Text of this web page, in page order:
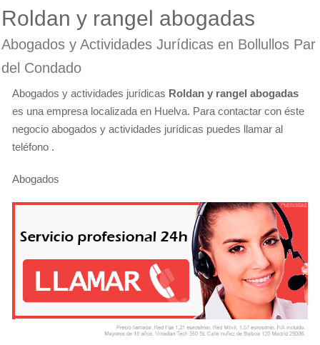
Roldan y rangel abogadas
Abogados y Actividades Jurídicas en Bollullos Par
del Condado
Abogados y actividades jurídicas Roldan y rangel abogadas
es una empresa localizada en Huelva. Para contactar con éste
negocio abogados y actividades jurídicas puedes llamar al
teléfono .
Abogados